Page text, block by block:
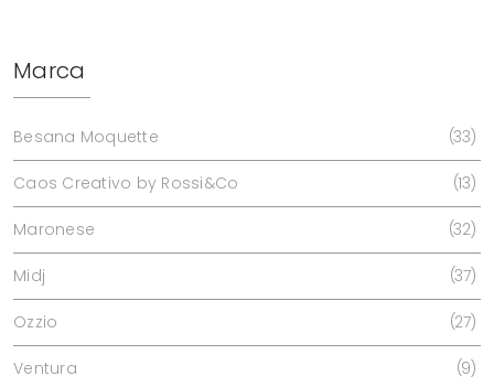
Marca
Besana Moquette 33
Caos Creativo by Rossi&Co 13
Maronese 32
Midj 37
Ozzio 27
Ventura 9